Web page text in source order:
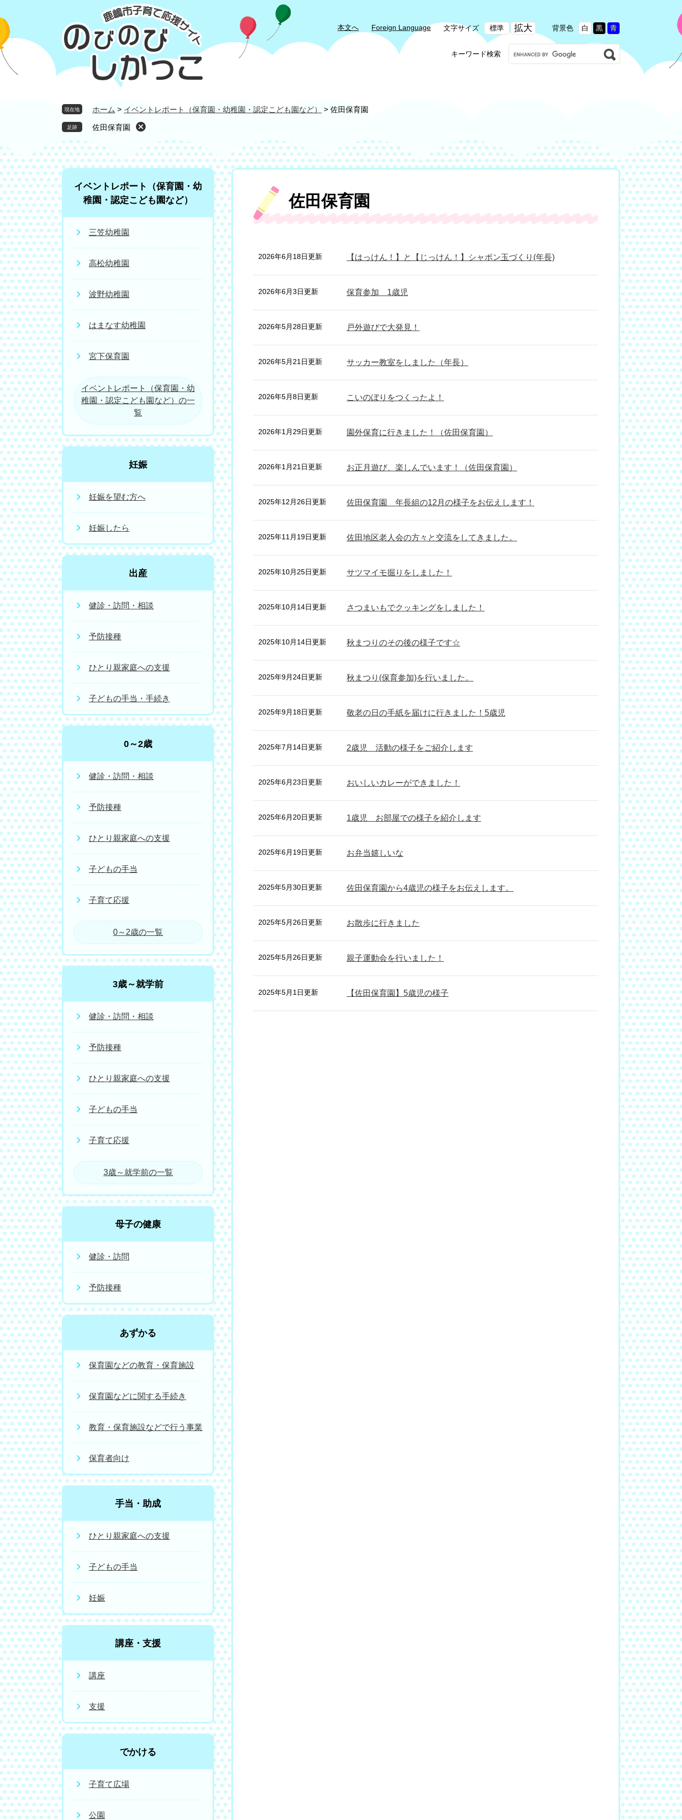
ー
の
先
頭
ニ
ー
を
飛
本文へ Foreign Language 文字サイズ 標準 拡大 背景色 白 黒 青
キーワード検索
検
索
現在地 ホーム > イベントレポート（保育園・幼稚園・認定こども園など） > 佐田保育園
佐田保育園
文
佐田保育園
2026年6月18日更新 【はっけん！】と【じっけん！】シャボン玉づくり(年長)
2026年6月3日更新 保育参加 1歳児
2026年5月28日更新 戸外遊びで大発見！
2026年5月21日更新 サッカー教室をしました（年長）
2026年5月8日更新 こいのぼりをつくったよ！
2026年1月29日更新 園外保育に行きました！（佐田保育園）
2026年1月21日更新 お正月遊び、楽しんでいます！（佐田保育園）
2025年12月26日更新 佐田保育園 年長組の12月の様子をお伝えします！
2025年11月19日更新 佐田地区老人会の方々と交流をしてきました。
2025年10月25日更新 サツマイモ掘りをしました！
2025年10月14日更新 さつまいもでクッキングをしました！
2025年10月14日更新 秋まつりのその後の様子です☆
2025年9月24日更新 秋まつり(保育参加)を行いました。
2025年9月18日更新 敬老の日の手紙を届けに行きました！5歳児
2025年7月14日更新 2歳児 活動の様子をご紹介します
2025年6月23日更新 おいしいカレーができました！
2025年6月20日更新 1歳児 お部屋での様子を紹介します
2025年6月19日更新 お弁当嬉しいな
2025年5月30日更新 佐田保育園から4歳児の様子をお伝えします。
2025年5月26日更新 お散歩に行きました
2025年5月26日更新 親子運動会を行いました！
2025年5月1日更新 【佐田保育園】5歳児の様子
イベントレポート（保育園・幼
稚園・認定こども園など）
三笠幼稚園
高松幼稚園
波野幼稚園
はまなす幼稚園
宮下保育園
イベントレポート（保育園・幼
稚園・認定こども園など）の一
覧
妊娠
妊娠を望む方へ
妊娠したら
出産
健診・訪問・相談
予防接種
ひとり親家庭への支援
子どもの手当・手続き
0～2歳
健診・訪問・相談
予防接種
ひとり親家庭への支援
子どもの手当
子育て応援
0～2歳の一覧
3歳～就学前
健診・訪問・相談
予防接種
ひとり親家庭への支援
子どもの手当
子育て応援
3歳～就学前の一覧
母子の健康
健診・訪問
予防接種
あずかる
保育園などの教育・保育施設
保育園などに関する手続き
教育・保育施設などで行う事業
保育者向け
手当・助成
ひとり親家庭への支援
子どもの手当
妊娠
講座・支援
講座
支援
でかける
子育て広場
公園